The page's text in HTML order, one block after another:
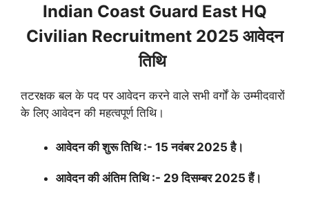
Indian Coast Guard East HQ
Civilian Recruitment 2025 आवेदन
तिथि
तटरक्षक बल के पद पर आवेदन करने वाले सभी वर्गों के उम्मीदवारों
के लिए आवेदन की महत्वपूर्ण तिथि।
आवेदन की शुरू तिथि :- 15 नवंबर 2025 है।
आवेदन की अंतिम तिथि :- 29 दिसम्बर 2025 हैं।